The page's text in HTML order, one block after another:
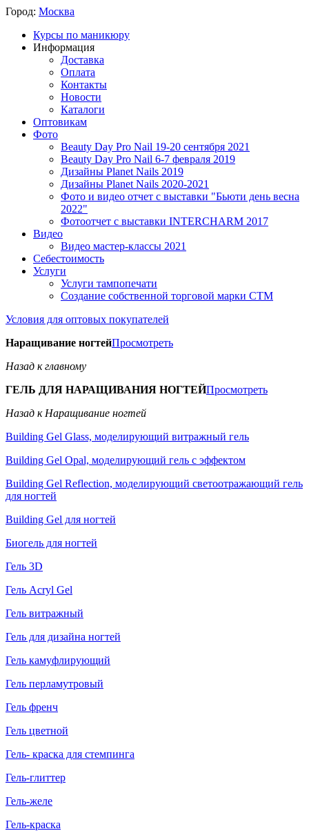
Город: Москва
Курсы по маникюру
Информация
Доставка
Оплата
Контакты
Новости
Каталоги
Оптовикам
Фото
Beauty Day Pro Nail 19-20 сентября 2021
Beauty Day Pro Nail 6-7 февраля 2019
Дизайны Planet Nails 2019
Дизайны Planet Nails 2020-2021
Фото и видео отчет с выставки "Бьюти день весна
2022"
Фотоотчет с выставки INTERCHARM 2017
Видео
Видео мастер-классы 2021
Себестоимость
Услуги
Услуги тампопечати
Создание собственной торговой марки СТМ
Условия для оптовых покупателей
Наращивание ногтейПросмотреть
Назад к главному
ГЕЛЬ ДЛЯ НАРАЩИВАНИЯ НОГТЕЙПросмотреть
Назад к Наращивание ногтей
Building Gel Glass, моделирующий витражный гель
Building Gel Opal, моделирующий гель с эффектом
Building Gel Reflection, моделирующий светоотражающий гель
для ногтей
Building Gel для ногтей
Биогель для ногтей
Гель 3D
Гель Acryl Gel
Гель витражный
Гель для дизайна ногтей
Гель камуфлирующий
Гель перламутровый
Гель френч
Гель цветной
Гель- краска для стемпинга
Гель-глиттер
Гель-желе
Гель-краска